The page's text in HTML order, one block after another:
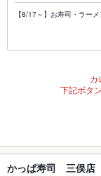
【8/17～】お寿司・ラー
カ
下記ボタ
かっぱ寿司 三俣店